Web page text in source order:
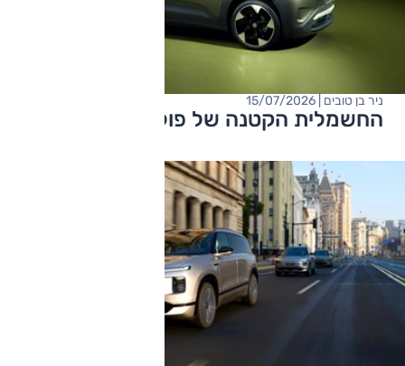
החשמלית הקטנה של פולקסווגן נחשפת
ניר בן טובים | 15/07/2026